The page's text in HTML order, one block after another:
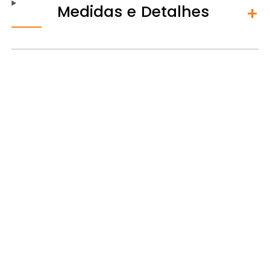
Medidas e Detalhes